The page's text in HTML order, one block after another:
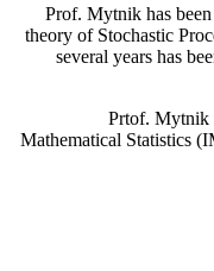
Prof. Mytnik has
theory of Stochastic
several years has
Prtof. Mytnik
Mathematical Statistics